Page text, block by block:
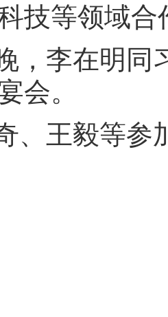
技等领域
，李在明同
会。
、王毅等参